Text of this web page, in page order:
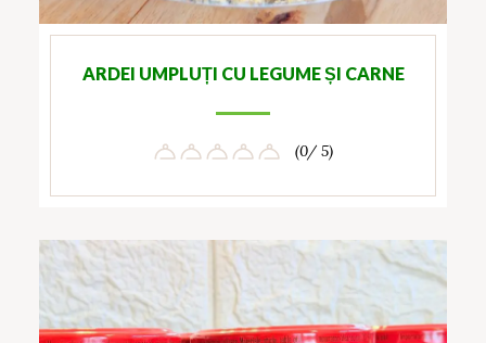
ARDEI UMPLUȚI CU LEGUME ȘI CARNE
(0/ 5)